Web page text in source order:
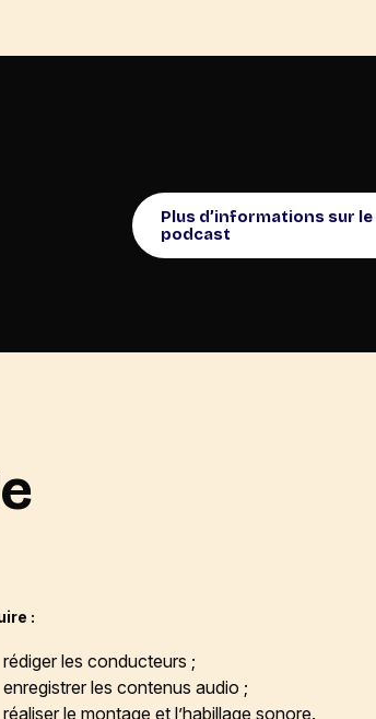
Plus d’informations sur le
podcast
:
rédiger les conducteurs ;
enregistrer les contenus audio ;
réaliser le montage et l’habillage sonore.